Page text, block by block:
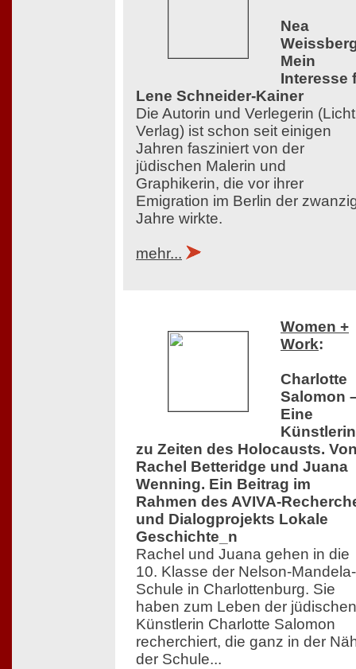
Nea
Mein
Interesse
Lene Schneider-Kainer
Die Autorin und Verlegerin
Verlag) ist schon seit einigen
Jahren fasziniert von der
jüdischen Malerin und
Graphikerin, die vor ihrer
Emigration im Berlin der
Jahre wirkte.
mehr...
Women +
Work:
Charlotte
Salomon
Eine
Künstlerin
zu Zeiten des Holocausts.
Rachel Betteridge und Juana
Wenning. Ein Beitrag im
Rahmen des AVIVA-
und Dialogprojekts Lokale
Geschichte_n
Rachel und Juana gehen in die
10. Klasse der Nelson-Mandela-
Schule in Charlottenburg. Sie
haben zum Leben der jüdischen
Künstlerin Charlotte Salomon
recherchiert, die ganz in der
der Schule...